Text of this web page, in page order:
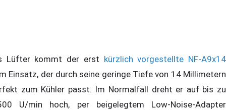
Lüfter kommt der erst kürzlich vorgestellte NF-A9x14
Einsatz, der durch seine geringe Tiefe von 14 Millimetern
zum Kühler passt. Im Normalfall dreht er auf bis zu
U/min hoch, per beigelegtem Low-Noise-Adapter